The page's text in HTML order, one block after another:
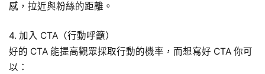
感，拉近與粉絲的距離。
4. 加入 CTA（行動呼籲）
好的 CTA 能提高觀眾採取行動的機率，而想寫好 CTA 你可
以：